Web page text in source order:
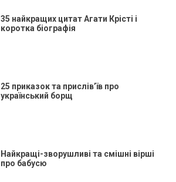
35 найкращих цитат Агати Крісті і
коротка біографія
25 приказок та прислів’їв про
український борщ
Найкращі-зворушливі та смішні вірші
про бабусю